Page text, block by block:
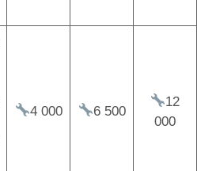
4 000 6 500
12
000